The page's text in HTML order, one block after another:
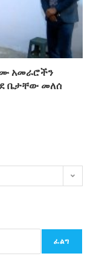
አመራሮችን
ቤታቸው መለሰ
ፈልግ